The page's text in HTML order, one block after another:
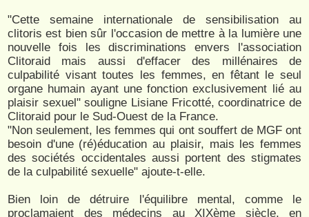
"Cette semaine internationale de sensibilisation au
clitoris est bien sûr l'occasion de mettre à la lumière une
nouvelle fois les discriminations envers l'association
Clitoraid mais aussi d'effacer des millénaires de
culpabilité visant toutes les femmes, en fêtant le seul
organe humain ayant une fonction exclusivement lié au
plaisir sexuel" souligne Lisiane Fricotté, coordinatrice de
Clitoraid pour le Sud-Ouest de la France.
"Non seulement, les femmes qui ont souffert de MGF ont
besoin d'une (ré)éducation au plaisir, mais les femmes
des sociétés occidentales aussi portent des stigmates
de la culpabilité sexuelle" ajoute-t-elle.
Bien loin de détruire l'équilibre mental, comme le
proclamaient des médecins au XIXème siècle, en